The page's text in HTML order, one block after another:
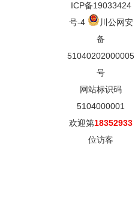
ICP备19033424
号-4
川公网安
备
51040202000005
号
网站标识码
5104000001
欢迎第18352933
位访客